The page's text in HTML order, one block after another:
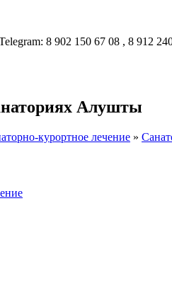
8 902 150 67 08 , 8 912
Алушты
курортное лечение »